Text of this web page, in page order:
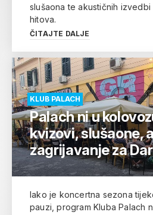
slušaona te akustičnih
hitova.
ČITAJTE DALJE
KLUB PALACH
Palach ni u
kvizovi, slušaone,
zagrijavanje za
Iako je koncertna sezona
pauzi, program Kluba Palach